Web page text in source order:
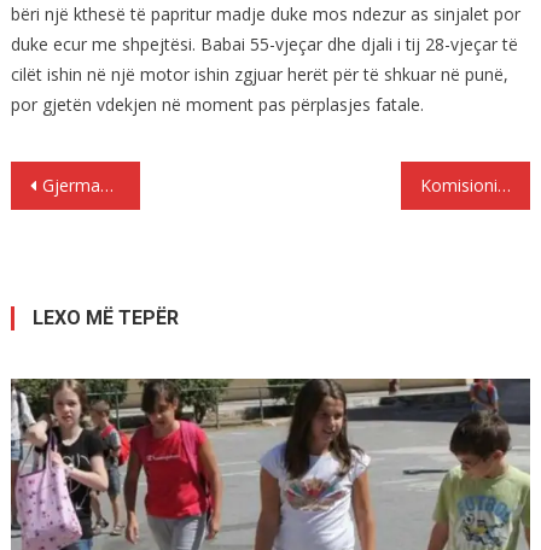
bëri një kthesë të papritur madje duke mos ndezur as sinjalet por
duke ecur me shpejtësi. Babai 55-vjeçar dhe djali i tij 28-vjeçar të
cilët ishin në një motor ishin zgjuar herët për të shkuar në punë,
por gjetën vdekjen në moment pas përplasjes fatale.
Lëvizje
Gjermania dëboi 150 refugjatë nga Shqipëria dhe Kosova Komisioni; Kontrollet kufitare në Shengen të shtyhen deri në tre vjet
LEXO MË TEPËR